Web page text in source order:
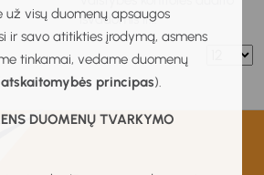
visų duomenų apsaugos
ir savo atitikties įrodymą, asmens
tinkamai, vedame duomenų
atskaitomybės principas).
DUOMENŲ TVARKYMO
išvadomis ir...